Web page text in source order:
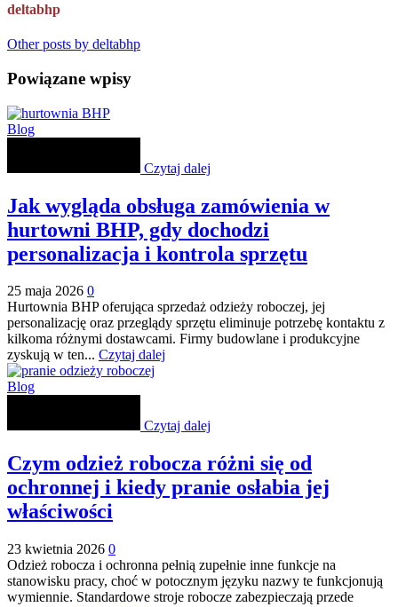
deltabhp
Other posts by deltabhp
Powiązane wpisy
Blog
Czytaj dalej
Jak wygląda obsługa zamówienia w
hurtowni BHP, gdy dochodzi
personalizacja i kontrola sprzętu
25 maja 2026 0
Hurtownia BHP oferująca sprzedaż odzieży roboczej, jej
personalizację oraz przeglądy sprzętu eliminuje potrzebę kontaktu z
kilkoma różnymi dostawcami. Firmy budowlane i produkcyjne
zyskują w ten... Czytaj dalej
Blog
Czytaj dalej
Czym odzież robocza różni się od
ochronnej i kiedy pranie osłabia jej
właściwości
23 kwietnia 2026 0
Odzież robocza i ochronna pełnią zupełnie inne funkcje na
stanowisku pracy, choć w potocznym języku nazwy te funkcjonują
wymiennie. Standardowe stroje robocze zabezpieczają przede